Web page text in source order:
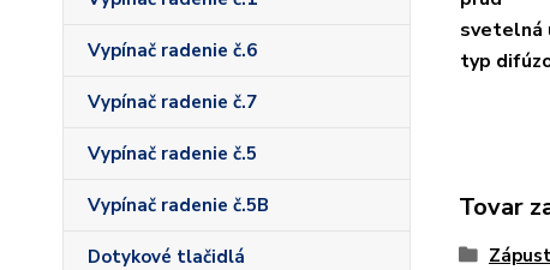
Vypínač radenie č.6
Vypínač radenie č.7
Vypínač radenie č.5
Vypínač radenie č.5B
Dotykové tlačidlá
svetelná
typ
Tovar